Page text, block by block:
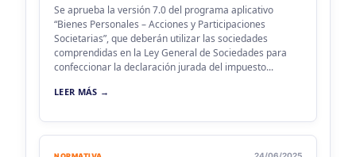
Se aprueba la versión 7.0 del programa aplicativo
“Bienes Personales – Acciones y Participaciones
Societarias”, que deberán utilizar las sociedades
comprendidas en la Ley General de Sociedades para
confeccionar la declaración jurada del impuesto...
LEER MÁS →